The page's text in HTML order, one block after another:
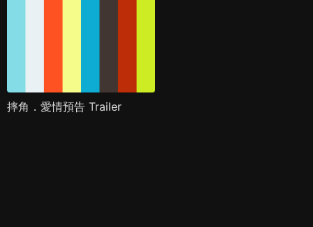
摔角．愛情預告 Trailer